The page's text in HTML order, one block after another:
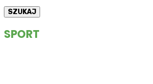
SZUKAJ
SPORT